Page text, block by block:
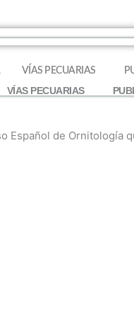
VÍAS PECUARIAS
VÍAS PECUARIAS
Español de Ornitología